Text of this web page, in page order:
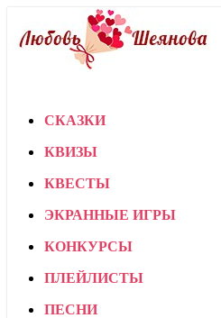
СКАЗКИ
КВИЗЫ
КВЕСТЫ
ЭКРАННЫЕ ИГРЫ
КОНКУРСЫ
ПЛЕЙЛИСТЫ
ПЕСНИ